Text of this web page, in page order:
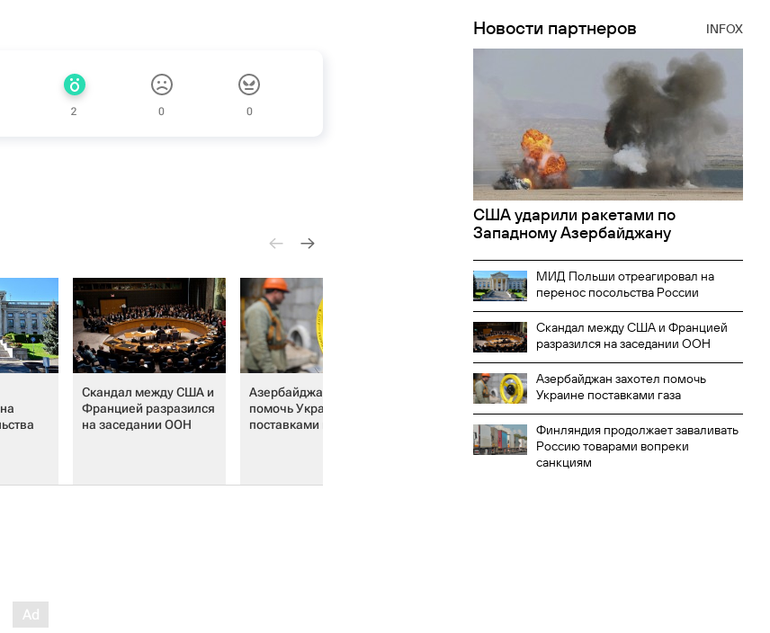
2 0 0
Скандал между США и
Францией разразился
на заседании ООН
Азербайджан захотел
помочь Украине
поставками газа
Финляндия
продолжает
заваливать Россию
товарами вопреки
санкциям
Соскин: визит
провалом
Новости партнеров INFOX
США ударили ракетами по
Западному Азербайджану
МИД Польши отреагировал на
перенос посольства России
Скандал между США и Францией
разразился на заседании ООН
Азербайджан захотел помочь
Украине поставками газа
Финляндия продолжает заваливать
Россию товарами вопреки
санкциям